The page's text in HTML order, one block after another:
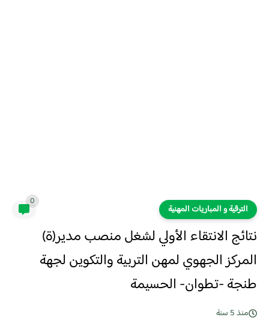
الترقية و المباريات المهنية
0
​نتائج الانتقاء الأولي لشغل منصب مدير(ة)
المركز الجهوي لمهن التربية والتكوين لجهة
طنجة -تطوان- الحسيمة
منذ 5 سنة